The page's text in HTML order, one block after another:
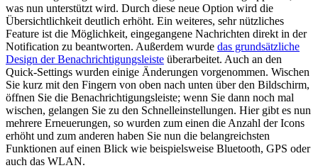
was nun unterstützt wird. Durch diese neue Option wird die
Übersichtlichkeit deutlich erhöht. Ein weiteres, sehr nützliches
Feature ist die Möglichkeit, eingegangene Nachrichten direkt in der
Notification zu beantworten. Außerdem wurde das grundsätzliche
Design der Benachrichtigungsleiste überarbeitet. Auch an den
Quick-Settings wurden einige Änderungen vorgenommen. Wischen
Sie kurz mit den Fingern von oben nach unten über den Bildschirm,
öffnen Sie die Benachrichtigungsleiste; wenn Sie dann noch mal
wischen, gelangen Sie zu den Schnelleinstellungen. Hier gibt es nun
mehrere Erneuerungen, so wurden zum einen die Anzahl der Icons
erhöht und zum anderen haben Sie nun die belangreichsten
Funktionen auf einen Blick wie beispielsweise Bluetooth, GPS oder
auch das WLAN.